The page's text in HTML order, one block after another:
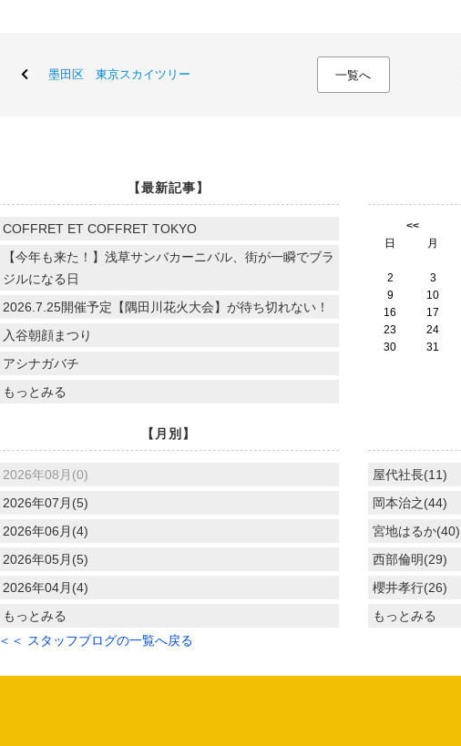
墨田区 東京スカイツリー 一覧へ
【最新記事】
COFFRET ET COFFRET TOKYO
【今年も来た！】浅草サンバカーニバル、街が一瞬でブラ
ジルになる日
2026.7.25開催予定【隅田川花火大会】が待ち切れない！
入谷朝顔まつり
アシナガバチ
もっとみる
<<
日
月
2
3
9
10
16
17
23
24
30
31
【月別】
2026年08月(0)
2026年07月(5)
2026年06月(4)
2026年05月(5)
2026年04月(4)
もっとみる
屋代社長(11)
岡本治之(44)
宮地はるか(40)
西部倫明(29)
櫻井孝行(26)
もっとみる
＜＜ スタッフブログの一覧へ戻る